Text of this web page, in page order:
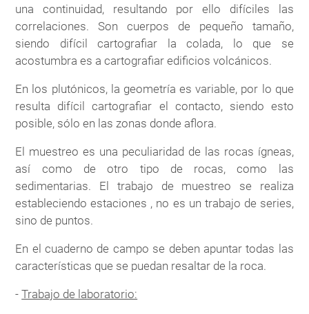
una continuidad, resultando por ello difíciles las
correlaciones. Son cuerpos de pequeño tamaño,
siendo difícil cartografiar la colada, lo que se
acostumbra es a cartografiar edificios volcánicos.
En los plutónicos, la geometría es variable, por lo que
resulta difícil cartografiar el contacto, siendo esto
posible, sólo en las zonas donde aflora.
El muestreo es una peculiaridad de las rocas ígneas,
así como de otro tipo de rocas, como las
sedimentarias. El trabajo de muestreo se realiza
estableciendo estaciones , no es un trabajo de series,
sino de puntos.
En el cuaderno de campo se deben apuntar todas las
características que se puedan resaltar de la roca.
-Trabajo de laboratorio: